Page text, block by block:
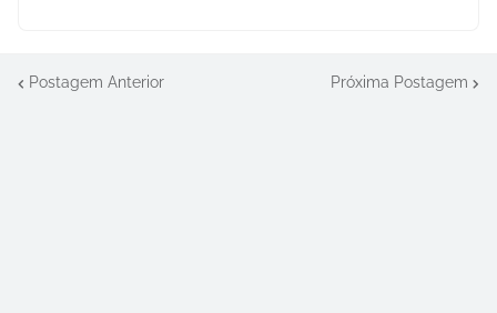
Postagem Anterior Próxima Postagem